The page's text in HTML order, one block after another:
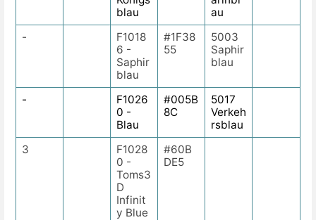
blau
au
-
F1018
6 -
Saphir
blau
#1F38
55
5003
Saphir
blau
-
F1026
0 -
Blau
#005B
8C
5017
Verkeh
rsblau
3
F1028
0 -
Toms3
D
Infinit
y Blue
#60B
DE5